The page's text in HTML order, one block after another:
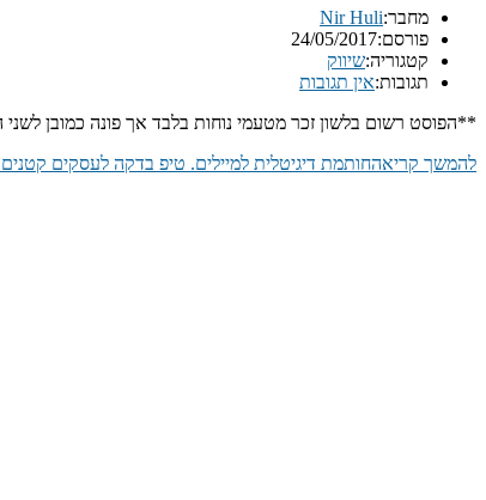
מחבר:Nir Huli
פורסם:24/05/2017
קטגוריה:שיווק
תגובות:אין תגובות
**הפוסט רשום בלשון זכר מטעמי נוחות בלבד אך פונה כמובן
להמשך קריאהחותמת דיגיטלית למיילים. טיפ בדקה לעסקים קטנים